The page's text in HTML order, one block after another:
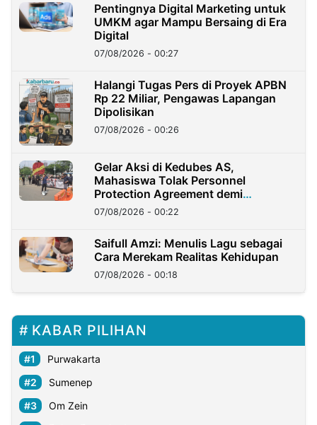
Pentingnya Digital Marketing untuk
UMKM agar Mampu Bersaing di Era
Digital
07/08/2026 - 00:27
Halangi Tugas Pers di Proyek APBN
Rp 22 Miliar, Pengawas Lapangan
Dipolisikan
07/08/2026 - 00:26
Gelar Aksi di Kedubes AS,
Mahasiswa Tolak Personnel
Protection Agreement demi
Kedaulatan Negara
07/08/2026 - 00:22
Saifull Amzi: Menulis Lagu sebagai
Cara Merekam Realitas Kehidupan
07/08/2026 - 00:18
KABAR PILIHAN
Purwakarta
Sumenep
Om Zein